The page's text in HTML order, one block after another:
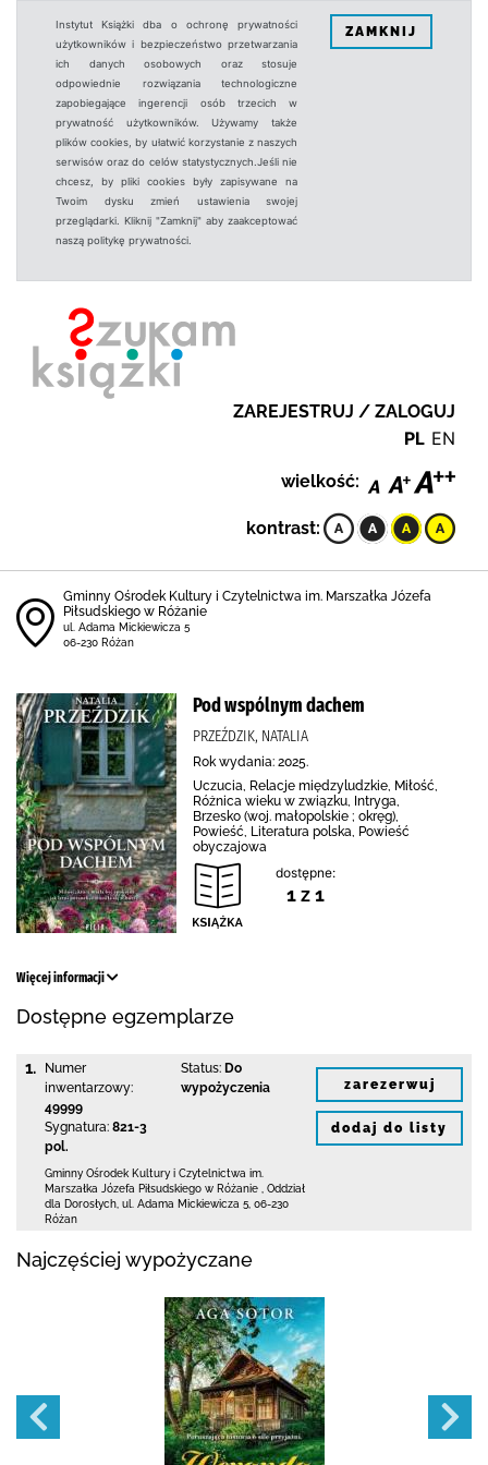
Instytut Książki dba o ochronę prywatności
użytkowników i bezpieczeństwo przetwarzania
ich danych osobowych oraz stosuje
odpowiednie rozwiązania technologiczne
zapobiegające ingerencji osób trzecich w
prywatność użytkowników. Używamy także
plików cookies, by ułatwić korzystanie z naszych
serwisów oraz do celów statystycznych.Jeśli nie
chcesz, by pliki cookies były zapisywane na
Twoim dysku zmień ustawienia swojej
przeglądarki. Kliknij "Zamknij" aby zaakceptować
naszą politykę prywatności.
ZAMKNIJ
ZAREJESTRUJ / ZALOGUJ
PL EN
wielkość:
kontrast:
Gminny Ośrodek Kultury i Czytelnictwa im. Marszałka Józefa
Piłsudskiego w Różanie
ul. Adama Mickiewicza 5
06-230 Różan
Pod wspólnym dachem
PRZEŹDZIK, NATALIA
Rok wydania: 2025.
Uczucia, Relacje międzyludzkie, Miłość,
Różnica wieku w związku, Intryga,
Brzesko (woj. małopolskie ; okręg),
Powieść, Literatura polska, Powieść
obyczajowa
dostępne:
1 z 1
Więcej informacji
Dostępne egzemplarze
1.
Numer
inwentarzowy:
49999
Sygnatura: 821-3
pol.
Status: Do
wypożyczenia
Gminny Ośrodek Kultury i Czytelnictwa im.
Marszałka Józefa Piłsudskiego w Różanie
Oddział
dla Dorosłych, ul. Adama Mickiewicza 5 06-230
Różan
zarezerwuj
dodaj do listy
Najczęściej wypożyczane